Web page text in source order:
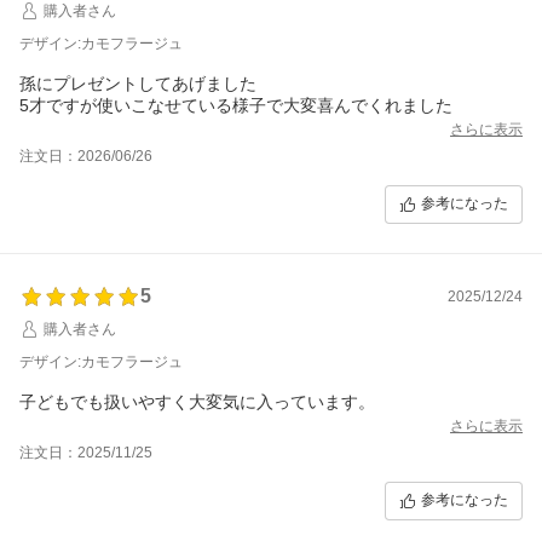
購入者さん
デザイン:カモフラージュ
孫にプレゼントしてあげました
5才ですが使いこなせている様子で大変喜んでくれました
さらに表示
注文日：2026/06/26
参考になった
5
2025/12/24
購入者さん
デザイン:カモフラージュ
子どもでも扱いやすく大変気に入っています。
さらに表示
注文日：2025/11/25
参考になった